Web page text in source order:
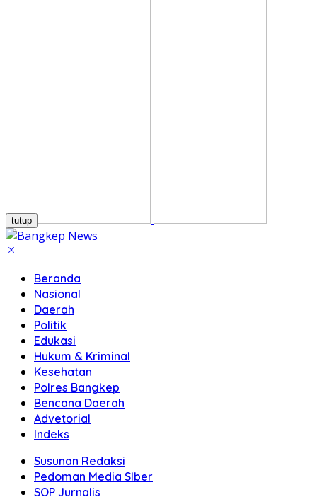
tutup
Beranda
Nasional
Daerah
Politik
Edukasi
Hukum & Kriminal
Kesehatan
Polres Bangkep
Bencana Daerah
Advetorial
Indeks
Susunan Redaksi
Pedoman Media SIber
SOP Jurnalis